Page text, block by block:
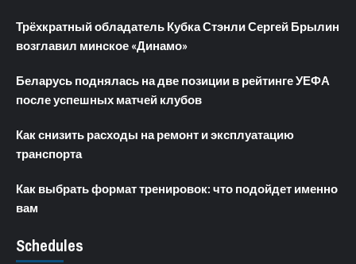
Трёхкратный обладатель Кубка Стэнли Сергей Брылин
возглавил минское «Динамо»
Беларусь поднялась на две позиции в рейтинге УЕФА
после успешных матчей клубов
Как снизить расходы на ремонт и эксплуатацию
транспорта
Как выбрать формат тренировок: что подойдет именно
вам
Schedules